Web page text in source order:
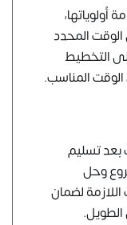
أولوياتها،
الوقت المحدد
التخطيط
المناسب.
بعد تسليم
وحل
لضمان